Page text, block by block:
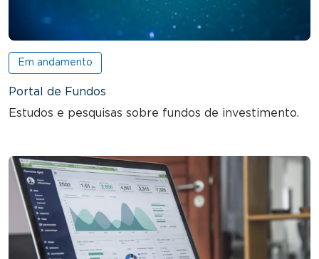
Em andamento
Portal de Fundos
Estudos e pesquisas sobre fundos de investimento.